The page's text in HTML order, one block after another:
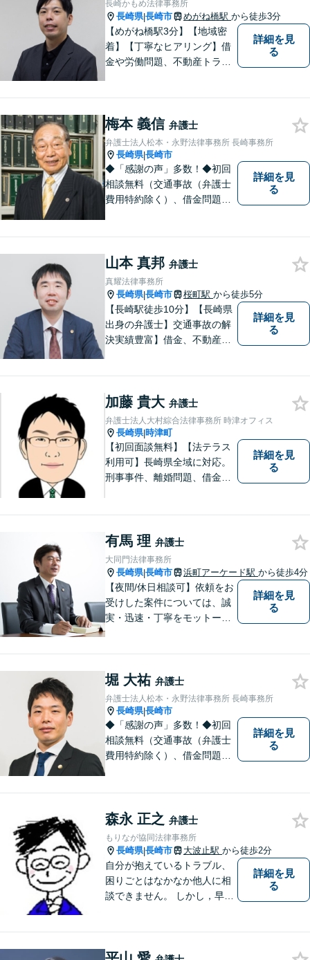
長崎かもめ法律事務所
長崎県|長崎市 めがね橋駅 から徒歩3分
【めがね橋駅3分】【地域密
着】【丁寧なヒアリング】借
金や労働問題、不動産トラブ
ちと希望をしっかりと受け止
めます。どうぞお気軽にお話
しください。【電話・メー
ル・WEB相談可】
詳細を見
る
梅本 義信 弁護士
弁護士法人松本・永野法律事務所 長崎事務所
長崎県|長崎市
◆「感謝の声」多数！◆初回
相談無料（交通事故（弁護士
費用特約除く）、借金問題、
～7年合計）
詳細を見
る
山本 真邦 弁護士
真耀法律事務所
長崎県|長崎市 桜町駅 から徒歩5分
【長崎駅徒歩10分】【長崎県
出身の弁護士】交通事故の解
決実績豊富】借金、不動産、
い、解決まで二人三脚でサポ
ートします。◆近隣駐車場あ
り
詳細を見
る
加藤 貴大 弁護士
弁護士法人大村綜合法律事務所 時津オフィス
長崎県|時津町
【初回面談無料】【法テラス
利用可】長崎県全域に対応。
刑事事件、離婚問題、借金・
す。どんな些細なことでも構
いません。お気軽にご相談く
ださい【完全個室】
詳細を見
る
有馬 理 弁護士
大同門法律事務所
長崎県|長崎市 浜町アーケード駅 から徒歩4分
【夜間/休日相談可】依頼をお
受けした案件については、誠
実・迅速・丁寧をモットーに
談にお越しください。
詳細を見
る
堀 大祐 弁護士
弁護士法人松本・永野法律事務所 長崎事務所
長崎県|長崎市
◆「感謝の声」多数！◆初回
相談無料（交通事故（弁護士
費用特約除く）、借金問題、
詳細を見
る
森永 正之 弁護士
もりなが協同法律事務所
長崎県|長崎市 大波止駅 から徒歩2分
自分が抱えているトラブル、
困りごとはなかなか他人に相
談できません。 しかし，早め
談してみませんか。
詳細を見
る